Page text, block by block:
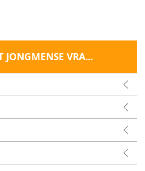
JONGMENSE VRA...